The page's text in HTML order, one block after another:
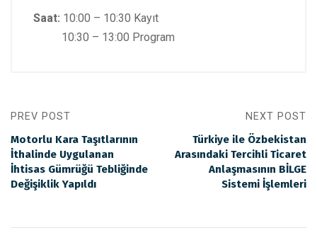
Saat: 10:00 – 10:30 Kayıt
10:30 – 13:00 Program
PREV POST
Motorlu Kara Taşıtlarının
İthalinde Uygulanan
İhtisas Gümrüğü Tebliğinde
Değişiklik Yapıldı
NEXT POST
Türkiye ile Özbekistan
Arasındaki Tercihli Ticaret
Anlaşmasının BİLGE
Sistemi İşlemleri